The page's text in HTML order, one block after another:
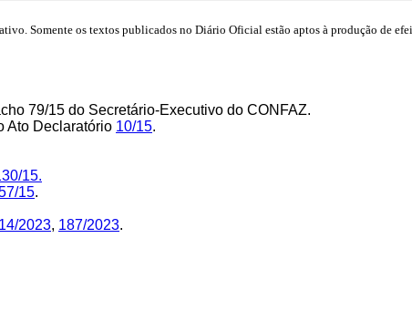
Somente os textos publicados no Diário Oficial estão aptos à produção de
79/15 do Secretário-Executivo do CONFAZ.
Ato Declaratório 10/15.
15.
15.
2023, 187/2023.